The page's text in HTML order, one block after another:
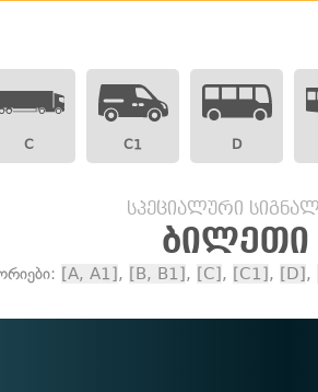
C C1 D
სპეციალური
ბილეთი
[A, A1], [B, B1], [C], [C1], [D],